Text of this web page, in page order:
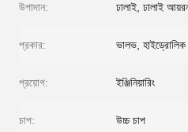
উপাদান: ঢালাই, ঢালাই
প্রকার: ভালভ, হাইড্রোলিক
প্রয়োগ: ইঞ্জিনিয়ারিং
চাপ: উচ্চ চাপ